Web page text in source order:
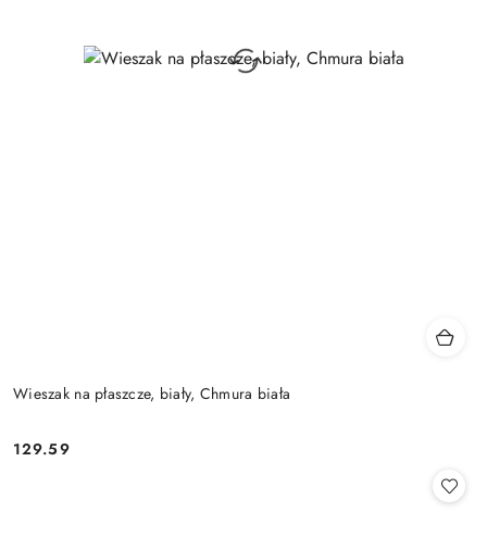
Wieszak na płaszcze, biały, Chmura biała
Cena:
129.59